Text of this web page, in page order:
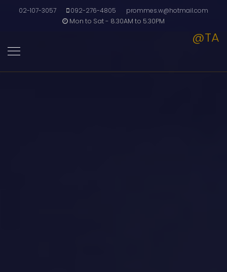
02-107-3057 092-276-4805
prommes.w@hotmail.com
Mon to Sat - 8.30AM to 5.30PM
@TA